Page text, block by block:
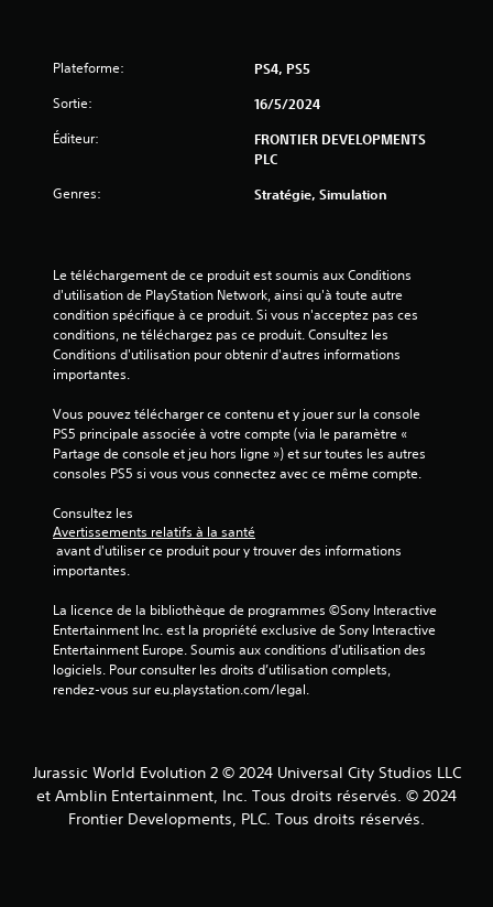
)
Plateforme: PS4, PS5
Sortie: 16/5/2024
Éditeur:
FRONTIER DEVELOPMENTS
PLC
Genres: Stratégie, Simulation
Le téléchargement de ce produit est soumis aux Conditions
d'utilisation de PlayStation Network, ainsi qu'à toute autre
condition spécifique à ce produit. Si vous n'acceptez pas ces
conditions, ne téléchargez pas ce produit. Consultez les
Conditions d'utilisation pour obtenir d'autres informations
importantes.
Vous pouvez télécharger ce contenu et y jouer sur la console
PS5 principale associée à votre compte (via le paramètre «
Partage de console et jeu hors ligne ») et sur toutes les autres
consoles PS5 si vous vous connectez avec ce même compte.
Consultez les
Avertissements relatifs à la santé
importantes.
La licence de la bibliothèque de programmes ©Sony Interactive
Entertainment Inc. est la propriété exclusive de Sony Interactive
Entertainment Europe. Soumis aux conditions d’utilisation des
logiciels. Pour consulter les droits d’utilisation complets,
rendez-vous sur eu.playstation.com/legal.
Jurassic World Evolution 2 © 2024 Universal City Studios LLC
et Amblin Entertainment, Inc. Tous droits réservés. © 2024
Frontier Developments, PLC. Tous droits réservés.